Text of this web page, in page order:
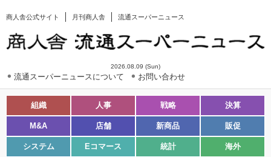
商人舎公式サイト 月刊商人舎 流通スーパーニュース
2026.08.09 (Sun)
流通スーパーニュースについて お問い合わせ
組織 人事 戦略 決算
M&A 店舗 新商品 販促
システム Eコマース 統計 海外